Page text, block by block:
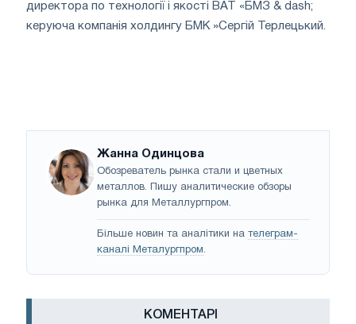
директора по технології і якості ВАТ «БМЗ & dash;
керуюча компанія холдингу БМК »Сергій Терлецький.
Жанна Одинцова
Обозреватель рынка стали и цветных
металлов. Пишу аналитические обзоры
рынка для Металлургпром.
Більше новин та аналітики на телеграм-
каналі Металургпром.
КОМЕНТАРІ